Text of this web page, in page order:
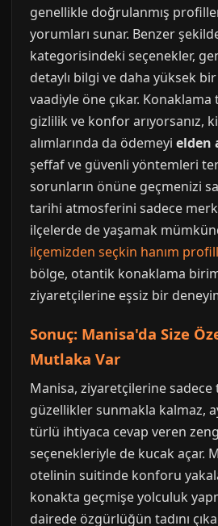
genellikle doğrulanmış
yorumları sunar. Benzer
kategorisindeki seçenekler,
detaylı bilgi ve daha yüksek
vaadiyle öne çıkar.
gizlilik ve konfor arıyorsanız,
alımlarında da ödemeyi elden
şeffaf ve güvenli yöntemleri
sorunların önüne geçmenizi
tarihi atmosferini sadece
ilçelerde de yaşamak
ilçemizden seçkin hanım
bölge, otantik konaklama
ziyaretçilerine eşsiz bir
Sonuç: Manisa'da Size
Mutlaka Var
Manisa, ziyaretçilerine
güzellikler sunmakla kalmaz,
türlü ihtiyaca cevap veren
seçenekleriyle de kucak açar.
otelinin suitinde konforu
konakta geçmişe yolculuk
dairede özgürlüğün tadını